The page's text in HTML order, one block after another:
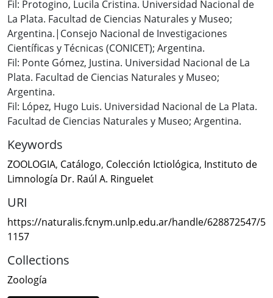
Fil: Protogino, Lucila Cristina. Universidad Nacional de
La Plata. Facultad de Ciencias Naturales y Museo;
Argentina.|Consejo Nacional de Investigaciones
Científicas y Técnicas (CONICET); Argentina.
Fil: Ponte Gómez, Justina. Universidad Nacional de La
Plata. Facultad de Ciencias Naturales y Museo;
Argentina.
Fil: López, Hugo Luis. Universidad Nacional de La Plata.
Facultad de Ciencias Naturales y Museo; Argentina.
Keywords
ZOOLOGIA, Catálogo, Colección Ictiológica, Instituto de
Limnología Dr. Raúl A. Ringuelet
URI
https://naturalis.fcnym.unlp.edu.ar/handle/628872547/5
1157
Collections
Zoología